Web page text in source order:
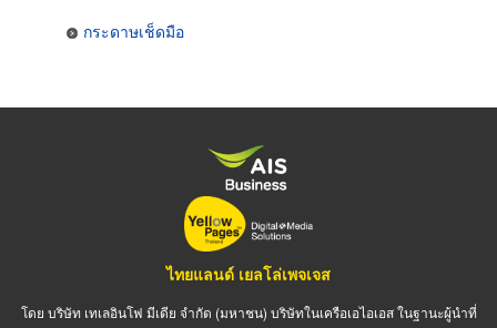
กระดาษเช็ดมือ
ไทยแลนด์ เยลโล่เพจเจส
โดย บริษัท เทเลอินโฟ มีเดีย จำกัด (มหาชน) บริษัทในเครือเอไอเอส ในฐานะผู้นำที่